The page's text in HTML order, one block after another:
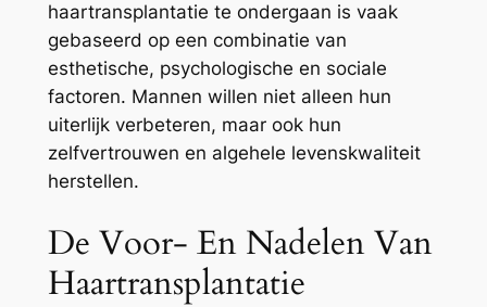
haartransplantatie te ondergaan is vaak
gebaseerd op een combinatie van
esthetische, psychologische en sociale
factoren. Mannen willen niet alleen hun
uiterlijk verbeteren, maar ook hun
zelfvertrouwen en algehele levenskwaliteit
herstellen.
De Voor- En Nadelen Van
Haartransplantatie